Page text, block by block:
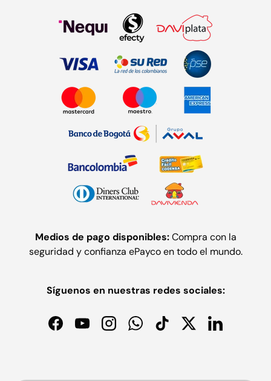
Medios de pago disponibles:Compra con la
seguridad y confianza ePayco en todo el mundo.
Síguenos en nuestras redes sociales:
FacebookYouTubeInstagramWhatsAppTikTokTwitterLinkedIn